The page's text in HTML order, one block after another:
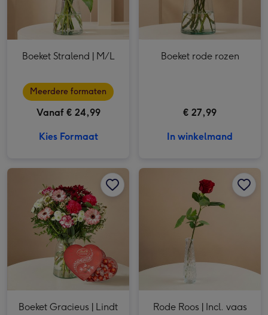
Boeket Stralend | M/L
Meerdere formaten
Vanaf € 24,99
Kies Formaat
Boeket rode rozen
€ 27,99
In winkelmand
Boeket Gracieus | Lindt LINDOR Hart afbeelding 2
Boeket Gracieus | Lindt
Rode Roos | Incl. vaas